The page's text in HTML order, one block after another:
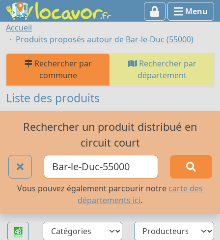
Menu
Accueil
Produits proposés autour de Bar-le-Duc (55000)
Rechercher par
commune
Rechercher par
département
Liste des produits
Rechercher un produit distribué en
circuit court
Vous pouvez également parcourir notre carte des
départements ici.